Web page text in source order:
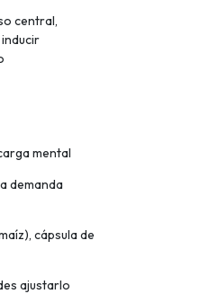
central,
mental
demanda
cápsula de
ajustarlo